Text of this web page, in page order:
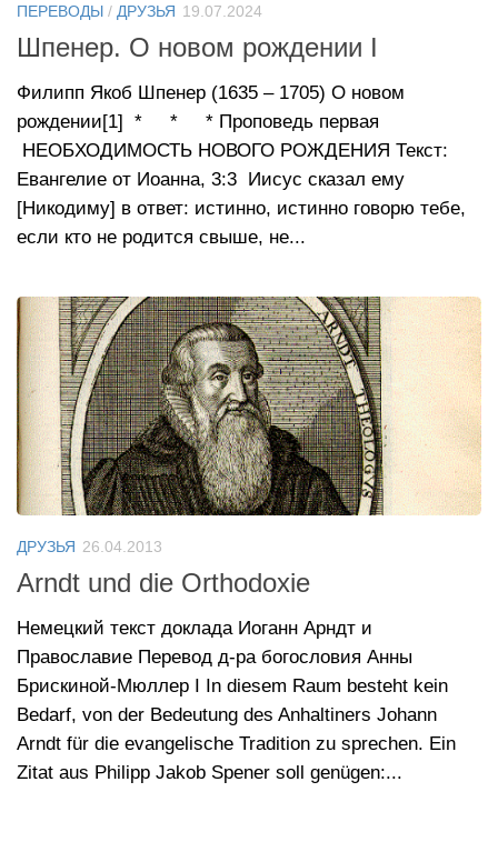
ПЕРЕВОДЫ / ДРУЗЬЯ 19.07.2024
Шпенер. О новом рождении I
Филипп Якоб Шпенер (1635 – 1705) О новом
рождении[1] * * * Проповедь первая
НЕОБХОДИМОСТЬ НОВОГО РОЖДЕНИЯ Текст:
Евангелие от Иоанна, 3:3 Иисус сказал ему
[Никодиму] в ответ: истинно, истинно говорю тебе,
если кто не родится свыше, не...
ДРУЗЬЯ 26.04.2013
Arndt und die Orthodoxie
Немецкий текст доклада Иоганн Арндт и
Православие Перевод д-ра богословия Анны
Брискиной-Мюллер I In diesem Raum besteht kein
Bedarf, von der Bedeutung des Anhaltiners Johann
Arndt für die evangelische Tradition zu sprechen. Ein
Zitat aus Philipp Jakob Spener soll genügen:...